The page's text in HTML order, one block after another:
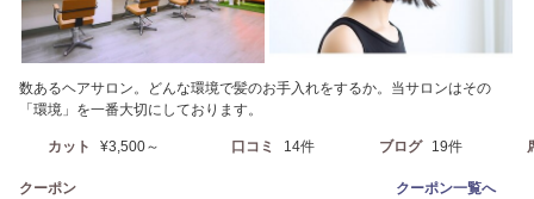
数あるヘアサロン。どんな環境で髪のお手入れをするか。当サロンはその
「環境」を一番大切にしております。
カット ¥3,500～ 口コミ 14件 ブログ 19件
クーポン クーポン一覧へ